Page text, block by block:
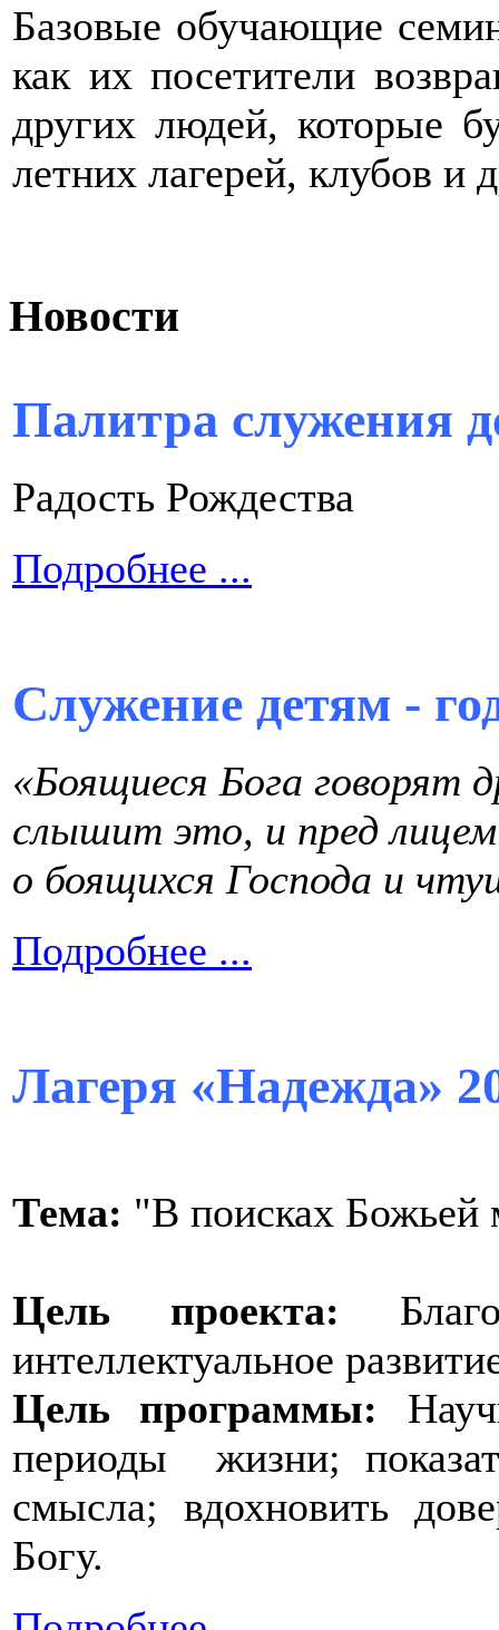
Базовые обучающие
как их посетители
других людей, которые
летних лагерей, клубов и
Новости
Палитра служения
Радость Рождества
Подробнее ...
Служение детям -
«Боящиеся Бога говорят
слышит это, и пред
о боящихся Господа и
Подробнее ...
Лагеря «Надежда»
Тема: "В поисках Божьей
Цель проекта:
интеллектуальное
Цель программы:
периоды жизни;
смысла; вдохновить
Богу.